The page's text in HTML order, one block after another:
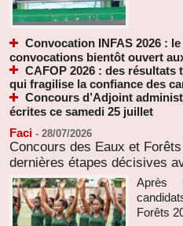
Convocation INFAS 2026 :
convocations bientôt ouvert
CAFOP 2026 : des
qui fragilise la confiance des
Concours d’Adjoint
écrites ce samedi 25 juillet
Faci - 28/07/2026
Concours des Eaux et
dernières étapes décisives
Après
Forêts